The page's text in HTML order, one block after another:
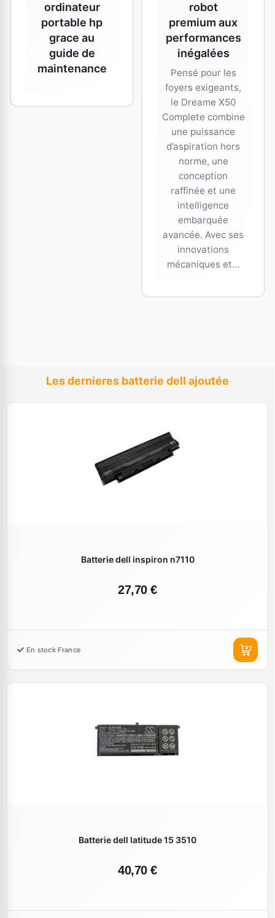
ordinateur
portable hp
grace au
guide de
maintenance
robot
premium aux
performances
inégalées
Pensé pour les
foyers exigeants,
le Dreame X50
Complete combine
une puissance
d’aspiration hors
norme, une
conception
raffinée et une
intelligence
embarquée
avancée. Avec ses
innovations
mécaniques et...
Les dernieres batterie dell ajoutée
Batterie dell inspiron n7110
27,70 €
En stock France
Batterie dell latitude 15 3510
40,70 €